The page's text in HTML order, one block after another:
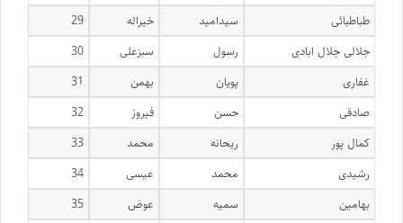
طباطبائی
سیدامید خیراله
29
جلالی جلال ابادی
رسول سبزعلی
30
غفاری
پویان بهمن
31
صادقی
حسن فیروز
32
کمال پور
ریحانه محمد
33
رشیدی
محمد عیسی
34
بهامین
سمیه عوض
35